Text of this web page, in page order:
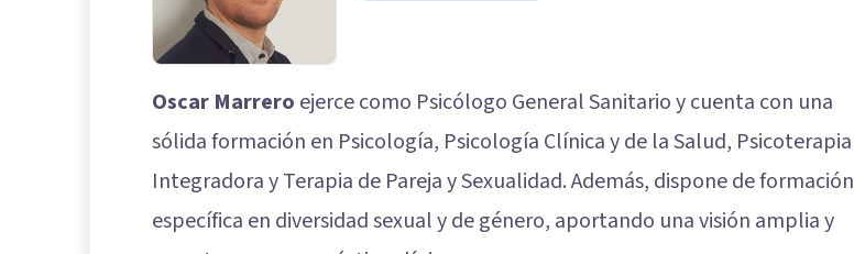
Oscar Marrero ejerce como Psicólogo General Sanitario y cuenta con una
sólida formación en Psicología, Psicología Clínica y de la Salud, Psicoterapia
Integradora y Terapia de Pareja y Sexualidad. Además, dispone de formación
específica en diversidad sexual y de género, aportando una visión amplia y